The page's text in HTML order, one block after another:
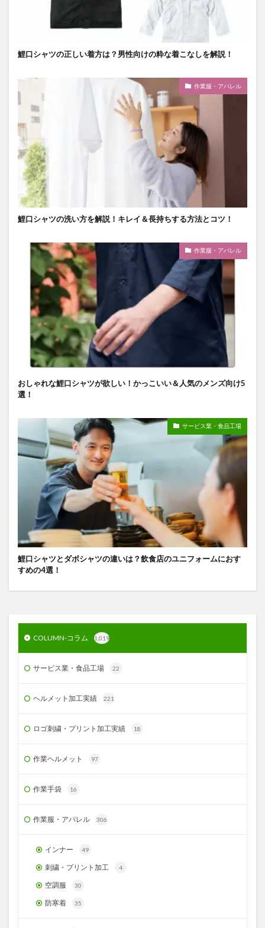
鯉口シャツの正しい着方は？男性向けの粋な着こなしを解説！
作業服・アパレル
鯉口シャツの洗い方を解説！キレイ＆長持ちする方法とコツ！
作業服・アパレル
おしゃれな鯉口シャツが欲しい！かっこいい＆人気のメンズ向け5
選！
サービス業・食品工場
鯉口シャツとダボシャツの違いは？飲食店のユニフォームにおす
すめの4選！
COLUMN-コラム 1,019
サービス業・食品工場 22
ヘルメット加工実績 221
ロゴ刺繍・プリント加工実績 18
作業ヘルメット 97
作業手袋 16
作業服・アパレル 306
インナー 49
刺繍・プリント加工 4
空調服 30
防寒着 35